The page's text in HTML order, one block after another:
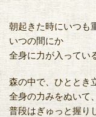
朝起きた時にいつも
いつの間にか
全身に力が入ってい
森の中で、ひととき
全身の力みをぬいて、
普段はぎゅっと握り